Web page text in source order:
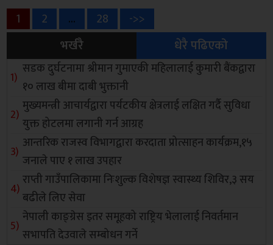
Posts
pagination
Page
1 Page
2 … Page
28
->>
भर्खरै
धेरै पढिएको
सडक दुर्घटनामा श्रीमान गुमाएकी महिलालाई कुमारी बैंकद्वारा
१० लाख बीमा दाबी भुक्तानी
मुख्यमन्त्री आचार्यद्वारा पर्यटकीय क्षेत्रलाई लक्षित गर्दै सुविधा
युक्त होटलमा लगानी गर्न आग्रह
आन्तरिक राजस्व विभागद्वारा करदाता प्रोत्साहन कार्यक्रम,१५
जनाले पाए १ लाख उपहार
राप्ती गाउँपालिकामा निःशुल्क विशेषज्ञ स्वास्थ्य शिविर,३ सय
बढीले लिए सेवा
नेपाली काङ्ग्रेस इतर समूहको राष्ट्रिय भेलालाई निवर्तमान
सभापति देउवाले सम्बोधन गर्ने